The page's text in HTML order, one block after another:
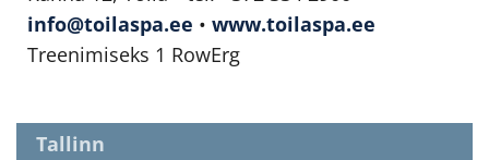
info@toilaspa.ee • www.toilaspa.ee
Treenimiseks 1 RowErg
Tallinn